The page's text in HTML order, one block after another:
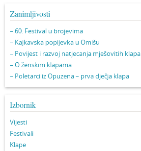
Zanimljivosti
– 60. Festival u brojevima
– Kajkavska popijevka u Omišu
– Povijest i razvoj natjecanja mješovitih klapa
– O ženskim klapama
– Poletarci iz Opuzena – prva dječja klapa
Izbornik
Vijesti
Festivali
Klape